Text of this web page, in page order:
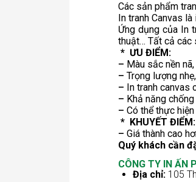
Các sản phẩm
In tranh Canvas
Ứng dụng của In
thuật… Tất cả các
* ƯU ĐIỂM:
– Màu sắc nền
– Trọng lượng
– In tranh canvas
– Khả năng
– Có thể thực
* KHUYẾT ĐIỂM:
– Giá thành cao
Quý khách cần
CÔNG TY IN ẤN
Địa chỉ: 105